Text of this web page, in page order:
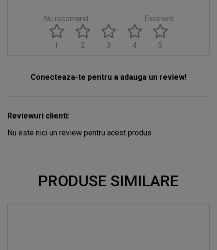
Nu recomand Excelent
5
4
3
2
1
Conecteaza-te pentru a adauga un review!
Reviewuri clienti:
Nu este nici un review pentru acest produs.
PRODUSE SIMILARE